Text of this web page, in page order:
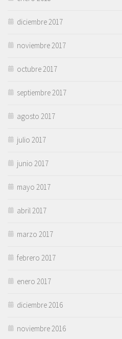
diciembre 2017
noviembre 2017
octubre 2017
septiembre 2017
agosto 2017
julio 2017
junio 2017
mayo 2017
abril 2017
marzo 2017
febrero 2017
enero 2017
diciembre 2016
noviembre 2016